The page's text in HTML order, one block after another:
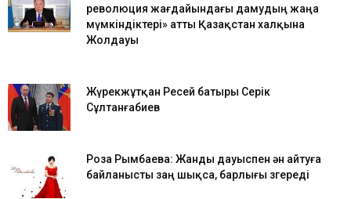
революция жағдайындағы дамудың жаңа
мүмкіндіктері» атты Қазақстан халқына
Жолдауы
Жүрекжұтқан Ресей батыры Серік
Сұлтанғабиев
Роза Рымбаева: Жанды дауыспен ән айтуға
байланысты заң шықса, барлығы өзгереді